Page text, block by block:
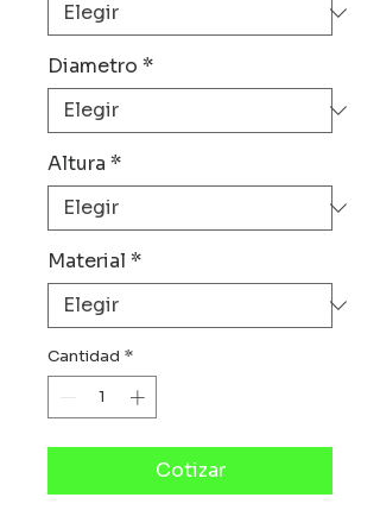
Diametro *
Altura *
Material *
Cantidad *
Cotizar